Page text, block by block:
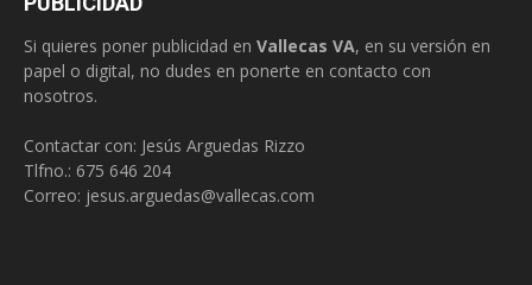
Si quieres poner publicidad en Vallecas VA, en su versión en
papel o digital, no dudes en ponerte en contacto con
nosotros.
Contactar con: Jesús Arguedas Rizzo
Tlfno.: 675 646 204
Correo: jesus.arguedas@vallecas.com